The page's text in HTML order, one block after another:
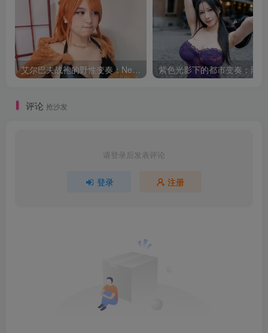
艾尔巴夫战袍的野性变奏：Neomachiii娜美的巨人岛叙事
评论 抢沙发
请登录后发表评论
登录 注册